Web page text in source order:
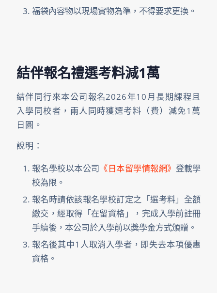
福袋內容物以現場實物為準，不得要求更換。
結伴報名禮選考料減1萬
結伴同行來本公司報名2026年10月長期課程且
入學同校者，兩人同時獲選考料（費）減免1萬
日圓。
說明：
報名學校以本公司 《日本留學情報網》 登載學
校為限。
報名時請依該報名學校訂定之「選考料」全額
繳交，經取得「在留資格」，完成入學前註冊
手續後，本公司於入學前以獎學金方式頒贈。
報名後其中1人取消入學者，即失去本項優惠
資格。